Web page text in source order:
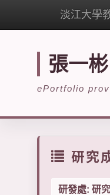
淡江大學
張一彬
ePortfolio
研究
研發處: 研